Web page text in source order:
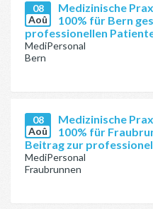
08
Aoû
Medizinische
100% für Bern
professionellen
MediPersonal
Bern
08
Aoû
Medizinische
100% für
Beitrag zur
MediPersonal
Fraubrunnen